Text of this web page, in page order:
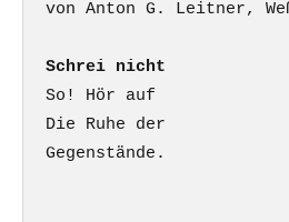
Schrei nicht
So! Hör auf
Die Ruhe der
Gegenstände.